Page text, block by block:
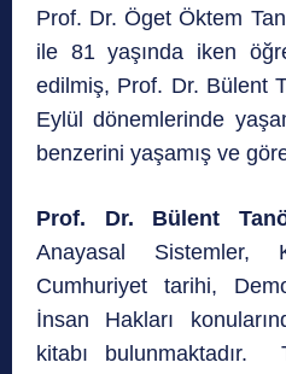
Prof. Dr. Öget Öktem
ile 81 yaşında iken
edilmiş, Prof. Dr. Bülent
Eylül dönemlerinde
benzerini yaşamış ve
Prof. Dr. Bülent
Anayasal Sistemler,
Cumhuriyet tarihi,
İnsan Hakları
kitabı bulunmaktadır.